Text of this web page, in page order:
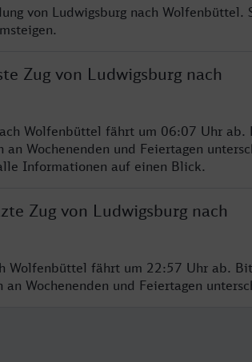
von Ludwigsburg nach Wolfenbüttel.
Zug von Ludwigsburg nach
Wolfenbüttel fährt um 06:07 Uhr ab.
an Wochenenden und Feiertagen
Informationen auf einen Blick.
Zug von Ludwigsburg nach
Wolfenbüttel fährt um 22:57 Uhr ab.
Wochenenden und Feiertagen